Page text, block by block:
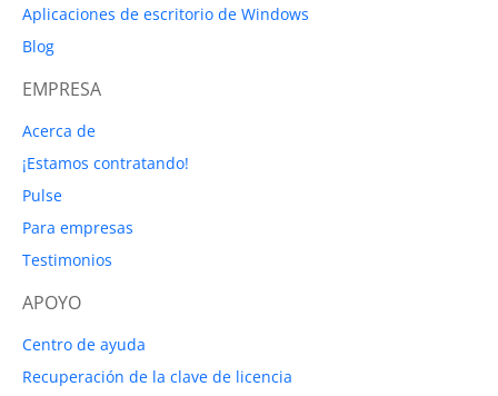
Aplicaciones de escritorio de Windows
Blog
EMPRESA
Acerca de
¡Estamos contratando!
Pulse
Para empresas
Testimonios
APOYO
Centro de ayuda
Recuperación de la clave de licencia